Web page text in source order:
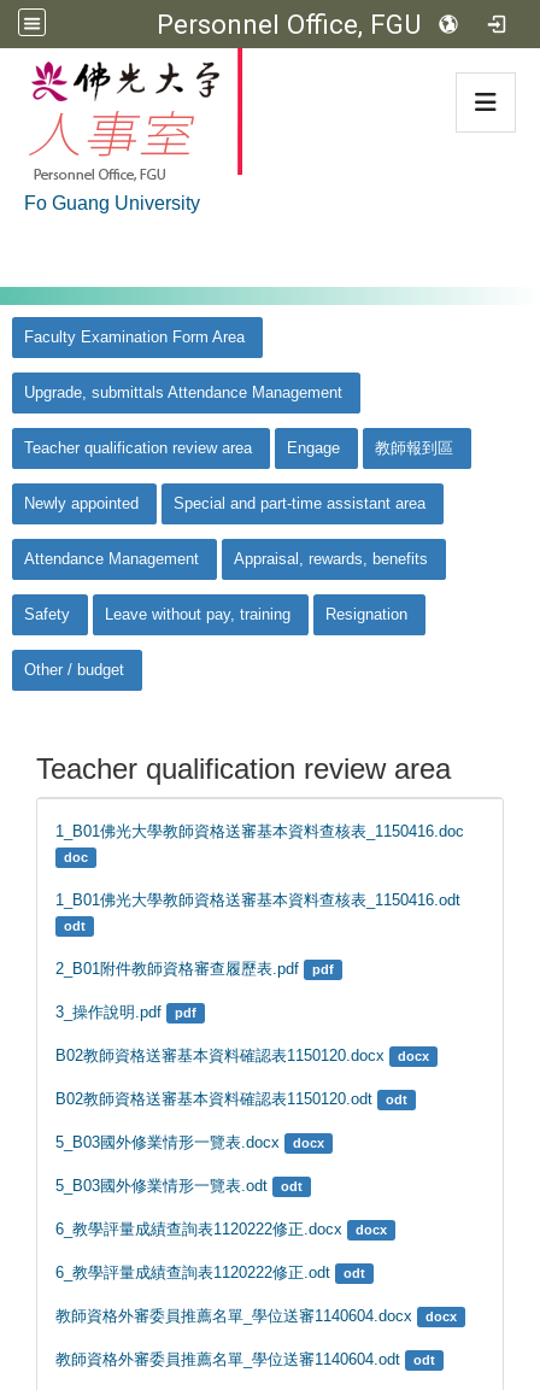
Personnel Office, FGU
Fo Guang University
Faculty Examination Form Area
Upgrade, submittals Attendance Management
Teacher qualification review area Engage 教師報到區
Newly appointed Special and part-time assistant area
Attendance Management Appraisal, rewards, benefits
Safety Leave without pay, training Resignation
Other / budget
Teacher qualification review area
1_B01佛光大學教師資格送審基本資料查核表_1150416.doc
doc
1_B01佛光大學教師資格送審基本資料查核表_1150416.odt
odt
2_B01附件教師資格審查履歷表.pdf pdf
3_操作說明.pdf pdf
B02教師資格送審基本資料確認表1150120.docx docx
B02教師資格送審基本資料確認表1150120.odt odt
5_B03國外修業情形一覽表.docx docx
5_B03國外修業情形一覽表.odt odt
6_教學評量成績查詢表1120222修正.docx docx
6_教學評量成績查詢表1120222修正.odt odt
教師資格外審委員推薦名單_學位送審1140604.docx docx
教師資格外審委員推薦名單_學位送審1140604.odt odt